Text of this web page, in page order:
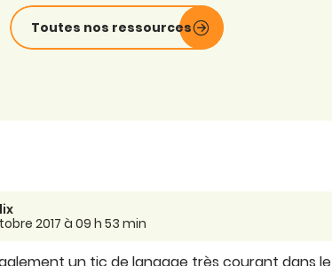
Toutes nos ressources
2017 à 09 h 53 min